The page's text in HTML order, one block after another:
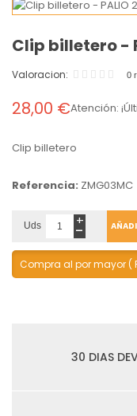
Clip billetero -
Valoracion: 0
28,00 €Atención:
Clip billetero
Referencia: ZMG03MC
Uds +
-
Compra al por mayor (
30 DIAS